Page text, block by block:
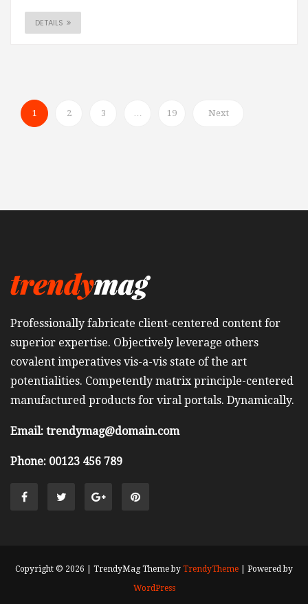
DETAILS
1 2 3 19 Next
Professionally fabricate client-centered content for
superior expertise. Objectively leverage others
covalent imperatives vis-a-vis state of the art
potentialities. Competently matrix principle-centered
manufactured products for viral portals. Dynamically.
Email: trendymag@domain.com
Phone: 00123 456 789
Copyright © 2026 | TrendyMag Theme by TrendyTheme | Powered by
WordPress